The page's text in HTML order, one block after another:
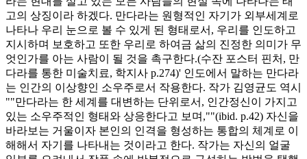
고의 상징이라 하겠다. 만다라는 원형적인 자기가 외부세계로
나타나 우리 눈으로 볼 수 있게 된 형태로서, 우리를 인도하고
지시하며 보호하고 또한 우리로 하여금 삶의 진정한 의미가 무
엇인가를 아는 사람이 될 것을 촉구한다.(수잔 포스터 핀처, 만
다라를 통한 미술치료, 학지사 p.274)' 인도에서 말하는 만다라
는 인간의 이상향인 소우주로서 작용한다. 작가 김영균도 역시
""만다라는 한 세계를 대변하는 단위로서, 인간정신이 가지고
있는 소우주적인 형태와 상응한다고 보며,""(ibid. p.42) 자신을
바라보는 거울이자 본인의 인격을 형성하는 통합의 체계로 이
해해서 자기를 나타내는 것이라고 한다. 작가는 자신의 얼굴